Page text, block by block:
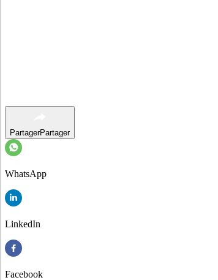
PartagerPartager
WhatsApp
LinkedIn
Facebook